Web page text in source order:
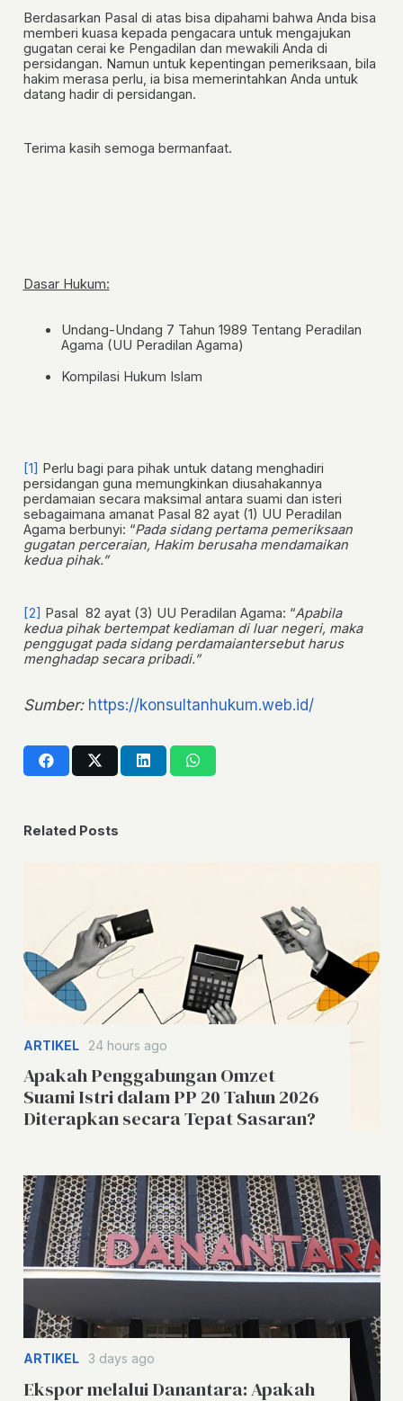
Berdasarkan Pasal di atas bisa dipahami bahwa Anda bisa
memberi kuasa kepada pengacara untuk mengajukan
gugatan cerai ke Pengadilan dan mewakili Anda di
persidangan. Namun untuk kepentingan pemeriksaan, bila
hakim merasa perlu, ia bisa memerintahkan Anda untuk
datang hadir di persidangan.
Terima kasih semoga bermanfaat.
Dasar Hukum:
Undang-Undang 7 Tahun 1989 Tentang Peradilan
Agama (UU Peradilan Agama)
Kompilasi Hukum Islam
[1] Perlu bagi para pihak untuk datang menghadiri
persidangan guna memungkinkan diusahakannya
perdamaian secara maksimal antara suami dan isteri
sebagaimana amanat Pasal 82 ayat (1) UU Peradilan
Agama berbunyi: “Pada sidang pertama pemeriksaan
gugatan perceraian, Hakim berusaha mendamaikan
kedua pihak.”
[2] Pasal 82 ayat (3) UU Peradilan Agama: “Apabila
kedua pihak bertempat kediaman di luar negeri, maka
penggugat pada sidang perdamaiantersebut harus
menghadap secara pribadi.”
Sumber: https://konsultanhukum.web.id/
Related Posts
ARTIKEL 24 hours ago
Apakah Penggabungan Omzet
Suami Istri dalam PP 20 Tahun 2026
Diterapkan secara Tepat Sasaran?
ARTIKEL 3 days ago
Ekspor melalui Danantara: Apakah